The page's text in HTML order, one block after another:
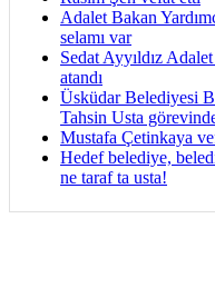
Adalet Bakan
selamı var
Sedat Ayyıldız Adalet
atandı
Üsküdar Belediyesi
Tahsin Usta
Mustafa Çetinkaya
Hedef belediye,
ne taraf ta usta!